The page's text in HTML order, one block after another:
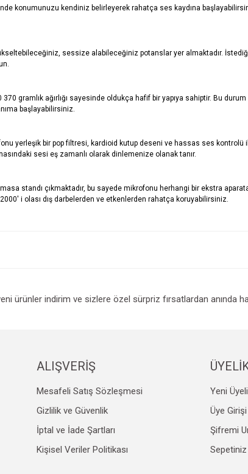
konumunuzu kendiniz belirleyerek rahatça ses kaydına
sessize alabileceğiniz potanslar yer almaktadır.
gramlık ağırlığı sayesinde oldukça hafif bir yapıya sahiptir. Bu
başlayabilirsiniz.
yerleşik bir pop filtresi, kardioid kutup deseni ve hassas ses
sesi eş zamanlı olarak dinlemenize olanak tanır.
standı çıkmaktadır, bu sayede mikrofonu herhangi bir ekstra
i olası dış darbelerden ve etkenlerden rahatça koruyabilirsiniz.
Gönder
ürünler indirim ve sizlere özel sürpriz fırsatlardan anında
ALIŞVERİŞ
Mesafeli Satış Sözleşmesi
Gizlilik ve Güvenlik
İptal ve İade Şartları
Kişisel Veriler Politikası
Yeni
Üye Girişi
Şifremi
Sepetiniz